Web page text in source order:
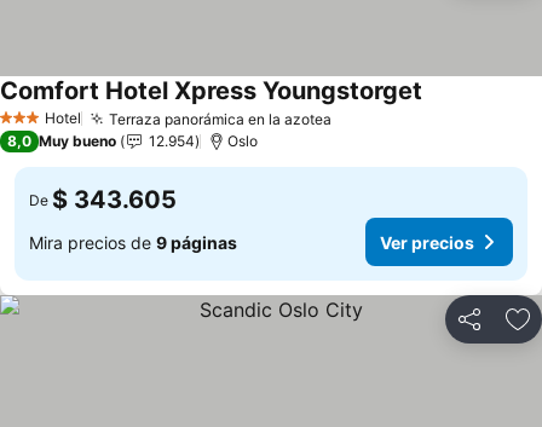
3 Estrellas
Hotel Terraza panorámica en la azotea
Comfort Hotel Xpress Youngstorget
8,0 Muy bueno 12.954 Oslo
De $ 343.605
Mira precios de 9 páginas Ver precios
Compartir